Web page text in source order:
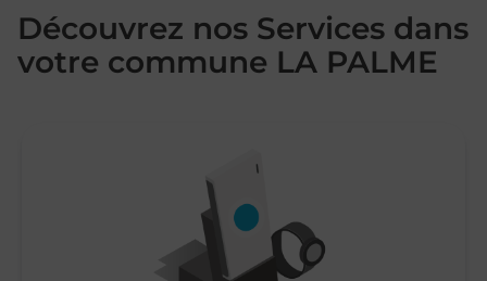
Découvrez nos Services dans
votre commune LA PALME